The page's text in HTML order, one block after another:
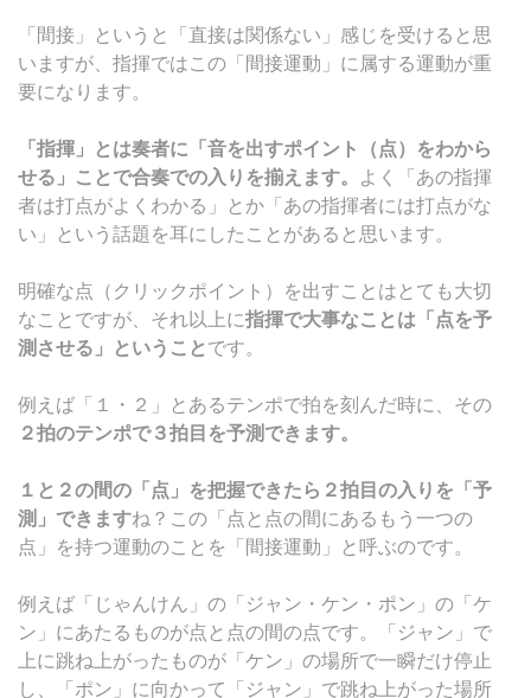
「間接」というと「直接は関係ない」感じを受けると思
いますが、指揮ではこの「間接運動」に属する運動が重
要になります。
「指揮」とは奏者に「音を出すポイント（点）をわから
せる」ことで合奏での入りを揃えます。
よく「あの指揮
者は打点がよくわかる」とか「あの指揮者には打点がな
い」という話題を耳にしたことがあると思います。
明確な点（クリックポイント）を出すことはとても大切
なことですが、それ以上に指揮で大事なことは「点を予
測させる」ということ です。
例えば「１・２」とあるテンポで拍を刻んだ時に、その
２拍のテンポで３拍目を予測できます。
１と２の間の「点」を把握できたら２拍目の入りを「予
測」できますね？この「点と点の間にあるもう一つの
点」を持つ運動のことを「間接運動」と呼ぶのです。
例えば「じゃんけん」の「ジャン・ケン・ポン」の「ケ
ン」にあたるものが点と点の間の点です。「ジャン」で
上に跳ね上がったものが「ケン」の場所で一瞬だけ停止
し、「ポン」に向かって「ジャン」で跳ね上がった場所